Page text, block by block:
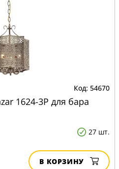
54670
1624-3P для бара
27 шт.
В КОРЗИНУ